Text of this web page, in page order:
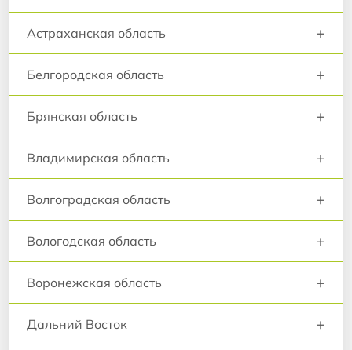
Астраханская область +
Белгородская область +
Брянская область +
Владимирская область +
Волгоградская область +
Вологодская область +
Воронежская область +
Дальний Восток +